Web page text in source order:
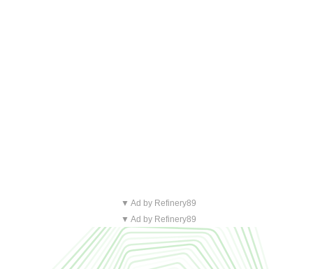
▼ Ad by Refinery89
▼ Ad by Refinery89